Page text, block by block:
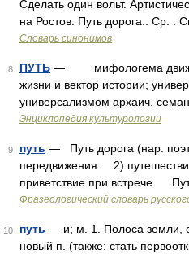
Сделать один вольт.
на Ростов. Путь дорога.. Ср. .
Словарь синонимов
8 ПУТЬ — мифологема
жизни и вектор истории;
универсализмом архаич.
Энциклопедия культурологии
9 путь — Путь дорога (нар.
передвижения. 2)
приветствие при встрече.
Фразеологический словарь
10 путь — и; м. 1. Полоса земли,
новый п. (также: стать